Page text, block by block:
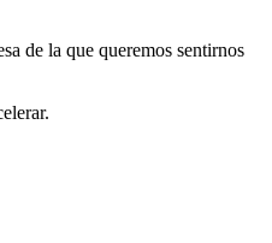
de la que queremos sentirnos